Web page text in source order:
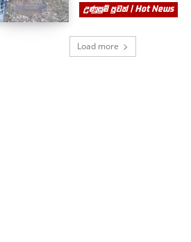
උණුසුම් පුවත් | Hot News
Load more